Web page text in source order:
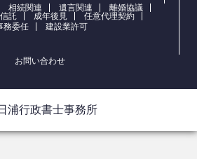
相続関連 遺言関連
離婚協議
託 成年後見
任意代理契約
務委任
建設業許可
お問い合わせ
浦行政書士事務所